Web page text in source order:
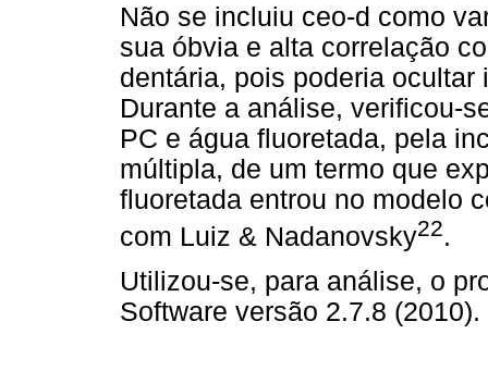
Não se incluiu ceo-d como
sua óbvia e alta correlação
dentária, pois poderia
Durante a análise, verificou-
PC e água fluoretada, pela
múltipla, de um termo que
fluoretada entrou no modelo
com Luiz & Nadanovsky22.
Utilizou-se, para análise, o
Software versão 2.7.8 (2010).